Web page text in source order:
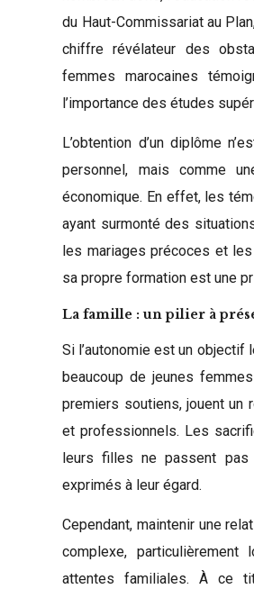
du Haut-Commissariat au
chiffre révélateur des
femmes marocaines
l’importance des études
L’obtention d’un diplôme
personnel, mais comme
économique. En effet, les
ayant surmonté des
les mariages précoces et
sa propre formation est une
La famille : un pilier à
Si l’autonomie est un objectif
beaucoup de jeunes
premiers soutiens, jouent un
et professionnels. Les
leurs filles ne passent
exprimés à leur égard.
Cependant, maintenir une
complexe, particulièrement
attentes familiales. À ce